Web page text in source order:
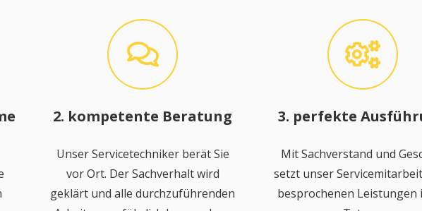
2. kompetente Beratung
Unser Servicetechniker berät Sie
vor Ort. Der Sachverhalt wird
geklärt und alle durchzuführenden
3. perfekte
Mit Sachverstand und
setzt unser
besprochenen Leistungen